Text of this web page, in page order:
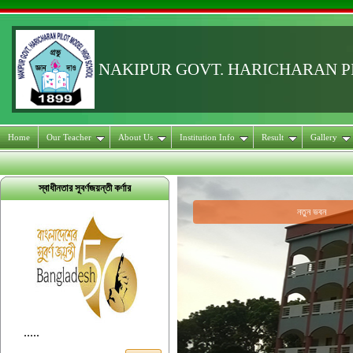
NAKIPUR GOVT. HARICHARAN
Home Our Teacher About Us Institution Info Result Gallery
স্বাধীনতার সূবর্ণজয়ন্তী কর্ণার
.....
নতুন ভবন